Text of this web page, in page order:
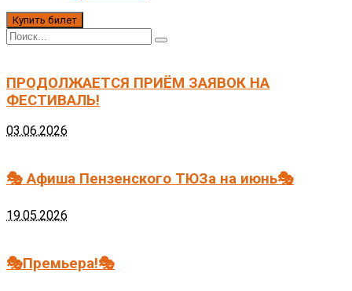
Купить билет
ПРОДОЛЖАЕТСЯ ПРИЁМ ЗАЯВОК НА
ФЕСТИВАЛЬ!
03.06.2026
🎭 Афиша Пензенского ТЮЗа на июнь🎭
19.05.2026
🎭Премьера!🎭